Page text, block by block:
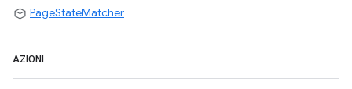
PageStateMatcher
AZIONI